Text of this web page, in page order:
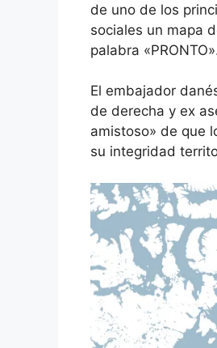
de uno de los
sociales un mapa
palabra
El embajador
de derecha y ex
amistoso» de que
su integridad